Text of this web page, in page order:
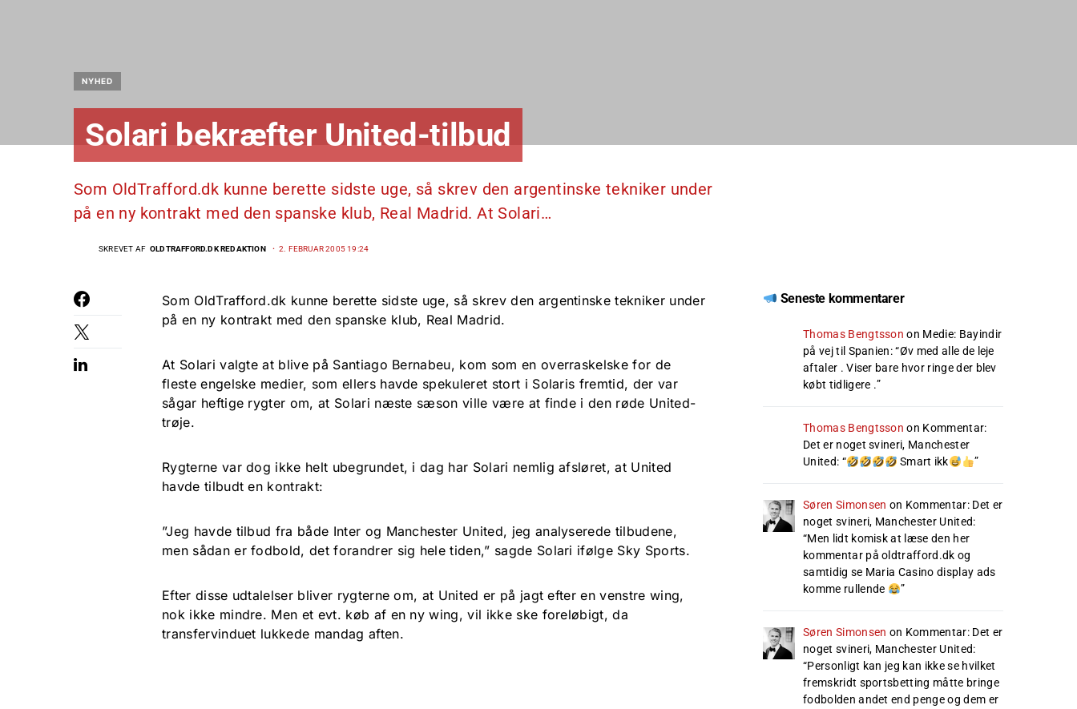
NYHED
Solari bekræfter United-tilbud
Som OldTrafford.dk kunne berette sidste uge, så skrev den argentinske tekniker under
på en ny kontrakt med den spanske klub, Real Madrid. At Solari…
SKREVET AF OLDTRAFFORD.DK REDAKTION 2. FEBRUAR 2005 19:24
Som OldTrafford.dk kunne berette sidste uge, så skrev den argentinske tekniker under
på en ny kontrakt med den spanske klub, Real Madrid.
At Solari valgte at blive på Santiago Bernabeu, kom som en overraskelske for de
fleste engelske medier, som ellers havde spekuleret stort i Solaris fremtid, der var
sågar heftige rygter om, at Solari næste sæson ville være at finde i den røde United-
trøje.
Rygterne var dog ikke helt ubegrundet, i dag har Solari nemlig afsløret, at United
havde tilbudt en kontrakt:
”Jeg havde tilbud fra både Inter og Manchester United, jeg analyserede tilbudene,
men sådan er fodbold, det forandrer sig hele tiden,” sagde Solari ifølge Sky Sports.
Efter disse udtalelser bliver rygterne om, at United er på jagt efter en venstre wing,
nok ikke mindre. Men et evt. køb af en ny wing, vil ikke ske foreløbigt, da
transfervinduet lukkede mandag aften.
Seneste kommentarer
Thomas Bengtsson on Medie: Bayindir
på vej til Spanien: “Øv med alle de leje
aftaler . Viser bare hvor ringe der blev
købt tidligere .”
Thomas Bengtsson on Kommentar:
Det er noget svineri, Manchester
United: “ Smart ikk ”
Søren Simonsen on Kommentar: Det er
noget svineri, Manchester United:
“Men lidt komisk at læse den her
kommentar på oldtrafford.dk og
samtidig se Maria Casino display ads
komme rullende
”
Søren Simonsen on Kommentar: Det er
noget svineri, Manchester United:
“Personligt kan jeg kan ikke se hvilket
fremskridt sportsbetting måtte bringe
fodbolden andet end penge og dem er